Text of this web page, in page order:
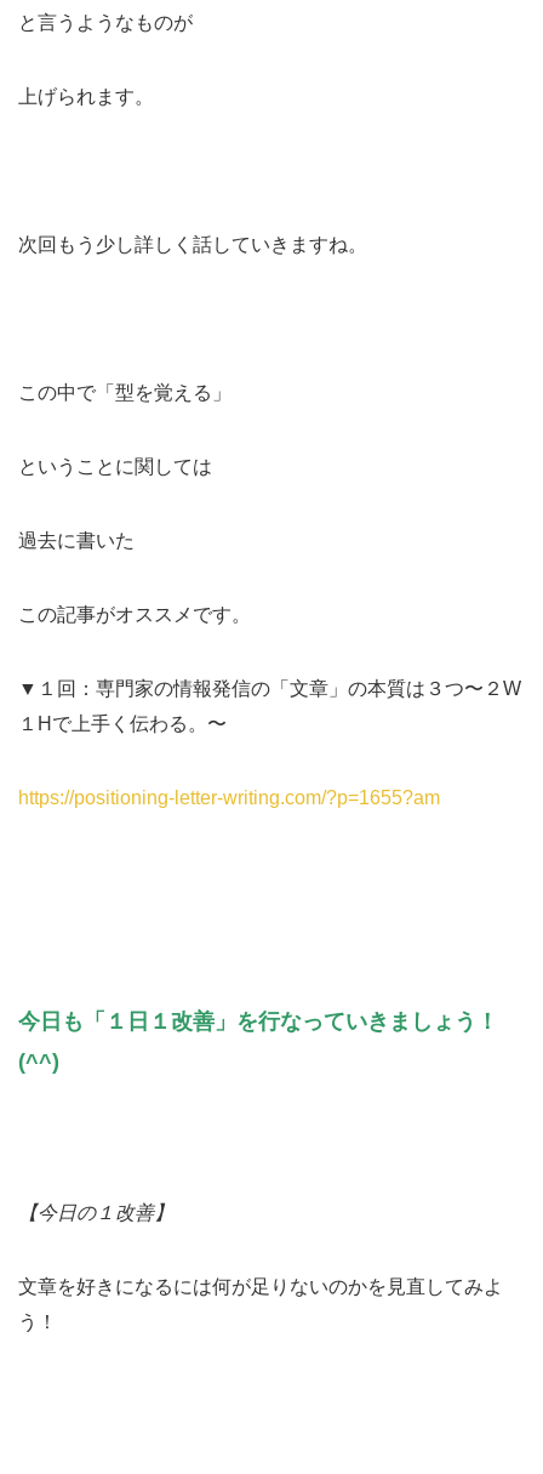
と言うようなものが
上げられます。
次回もう少し詳しく話していきますね。
この中で「型を覚える」
ということに関しては
過去に書いた
この記事がオススメです。
▼１回：専門家の情報発信の「文章」の本質は３つ〜２W
１Hで上手く伝わる。〜
https://positioning-letter-writing.com/?p=1655?am
今日も「１日１改善」を行なっていきましょう！
(^^)
【今日の１改善】
文章を好きになるには何が足りないのかを見直してみよ
う！